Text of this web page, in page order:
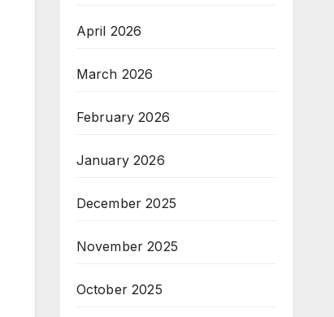
April 2026
March 2026
February 2026
January 2026
December 2025
November 2025
October 2025